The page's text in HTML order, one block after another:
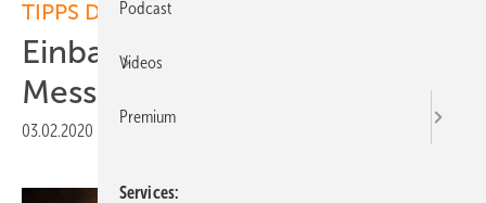
TIPPS DER REDAKTION
Einbau intelligenter
Messsysteme beginnt
03.02.2020
Podcast
Videos
Premium
Services